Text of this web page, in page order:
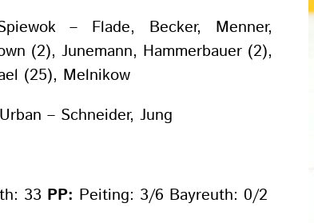
– Flade, Becker, Menner,
(2), Junemann, Hammerbauer (2),
(25), Melnikow
– Schneider, Jung
33 PP: Peiting: 3/6 Bayreuth: 0/2